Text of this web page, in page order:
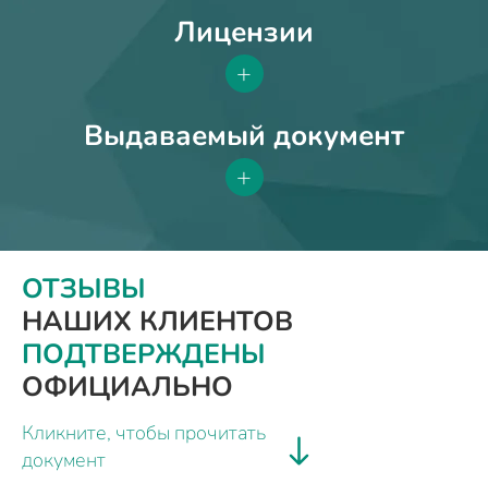
Лицензии
+
Выдаваемый документ
+
ОТЗЫВЫ
НАШИХ КЛИЕНТОВ
ПОДТВЕРЖДЕНЫ
ОФИЦИАЛЬНО
Кликните, чтобы прочитать
документ